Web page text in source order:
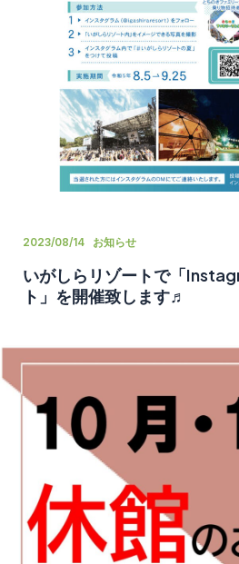
2023/08/14 お知らせ
いがしらリゾートで「
ト」を開催致します♬